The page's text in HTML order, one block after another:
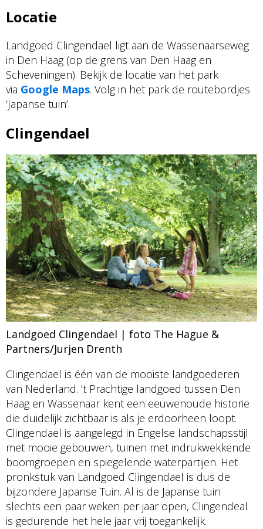
Locatie
Landgoed Clingendael ligt aan de Wassenaarseweg
in Den Haag (op de grens van Den Haag en
Scheveningen). Bekijk de locatie van het park
via Google Maps. Volg in het park de routebordjes
‘Japanse tuin’.
Clingendael
Landgoed Clingendael | foto The Hague &
Partners/Jurjen Drenth
Clingendael is één van de mooiste landgoederen
van Nederland. ’t Prachtige landgoed tussen Den
Haag en Wassenaar kent een eeuwenoude historie
die duidelijk zichtbaar is als je erdoorheen loopt.
Clingendael is aangelegd in Engelse landschapsstijl
met mooie gebouwen, tuinen met indrukwekkende
boomgroepen en spiegelende waterpartijen. Het
pronkstuk van Landgoed Clingendael is dus de
bijzondere Japanse Tuin. Al is de Japanse tuin
slechts een paar weken per jaar open, Clingendeal
is gedurende het hele jaar vrij toegankelijk.